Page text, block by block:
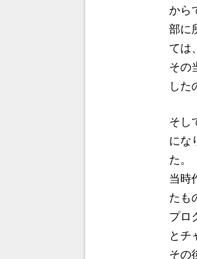
から
部に
ては
その
した
そし
にな
た。
当時
たも
プロ
とチ
その